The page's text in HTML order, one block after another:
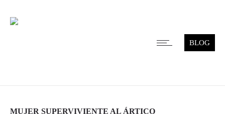
BLOG
MUJER SUPERVIVIENTE AL ÁRTICO